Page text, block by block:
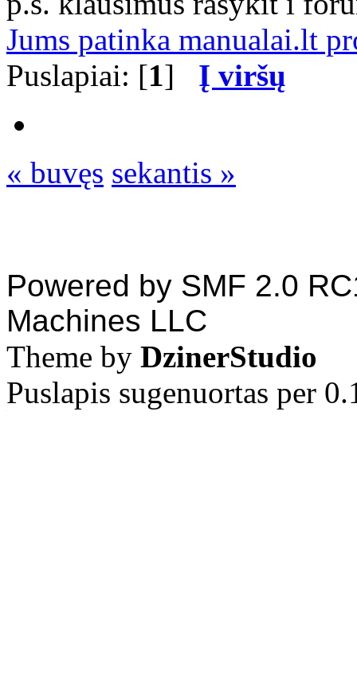
Jums patinka manualai.lt
Puslapiai: [1] Į viršų
« buvęs sekantis »
Powered by SMF 2.0
Machines LLC
Theme by DzinerStudio
Puslapis sugenuortas per